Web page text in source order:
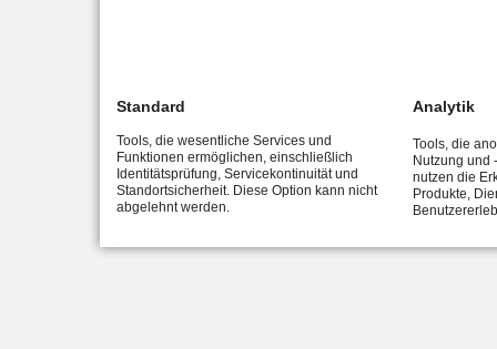
Standard
Tools, die wesentliche Services und
Funktionen ermöglichen, einschließlich
Identitätsprüfung, Servicekontinuität und
Standortsicherheit. Diese Option kann nicht
abgelehnt werden.
Analytik
Tools, die
Nutzung und
nutzen die
Produkte,